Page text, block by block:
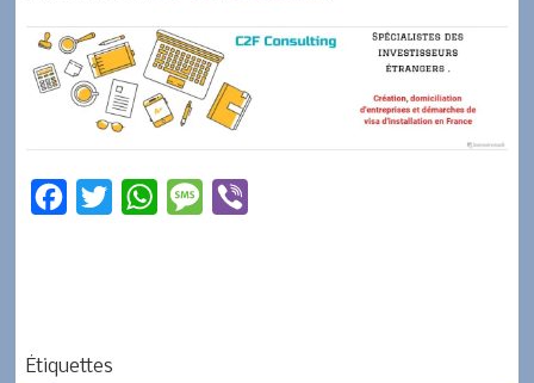
o
e
W
M
Étiquettes